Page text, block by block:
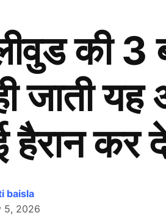
की
जाती यह
कर
baisla
5, 2026